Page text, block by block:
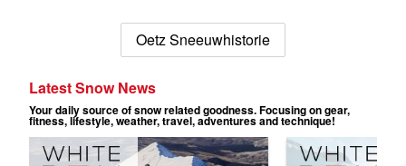
Oetz Sneeuwhistorie